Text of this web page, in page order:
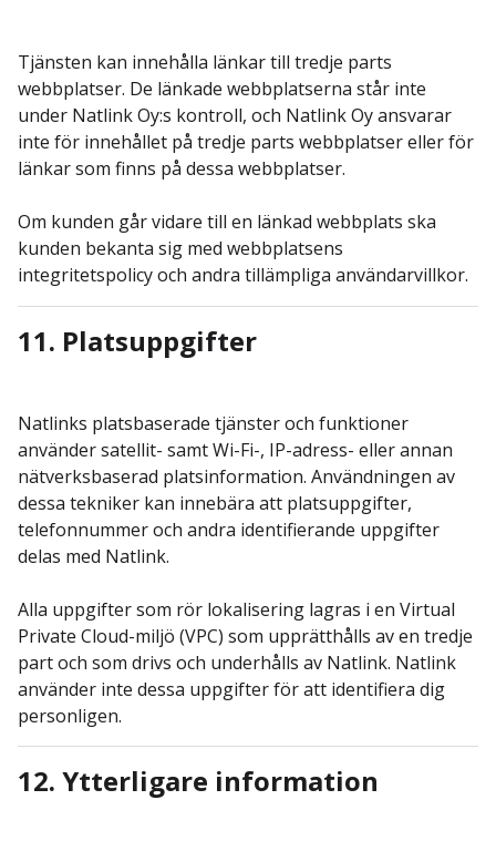
Tjänsten kan innehålla länkar till tredje parts
webbplatser. De länkade webbplatserna står inte
under Natlink Oy:s kontroll, och Natlink Oy ansvarar
inte för innehållet på tredje parts webbplatser eller för
länkar som finns på dessa webbplatser.
Om kunden går vidare till en länkad webbplats ska
kunden bekanta sig med webbplatsens
integritetspolicy och andra tillämpliga användarvillkor.
11. Platsuppgifter
Natlinks platsbaserade tjänster och funktioner
använder satellit- samt Wi-Fi-, IP-adress- eller annan
nätverksbaserad platsinformation. Användningen av
dessa tekniker kan innebära att platsuppgifter,
telefonnummer och andra identifierande uppgifter
delas med Natlink.
Alla uppgifter som rör lokalisering lagras i en Virtual
Private Cloud-miljö (VPC) som upprätthålls av en tredje
part och som drivs och underhålls av Natlink. Natlink
använder inte dessa uppgifter för att identifiera dig
personligen.
12. Ytterligare information